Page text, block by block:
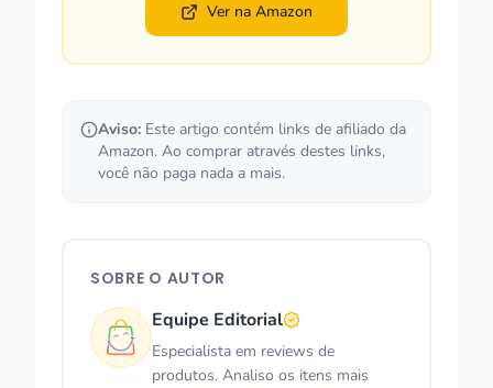
Ver na Amazon
Aviso: Este artigo contém links de afiliado da
Amazon. Ao comprar através destes links,
você não paga nada a mais.
SOBRE O AUTOR
Equipe Editorial
Especialista em reviews de
produtos. Analiso os itens mais